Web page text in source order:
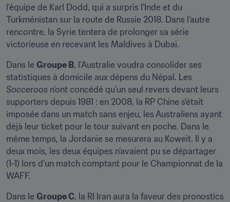
l’équipe de Karl Dodd, qui a surpris l’Inde et du
Turkménistan sur la route de Russie 2018. Dans l’autre
rencontre, la Syrie tentera de prolonger sa série
victorieuse en recevant les Maldives à Dubaï.
Dans le Groupe B, l’Australie voudra consolider ses
Socceroos n’ont concédé qu’un seul revers devant leurs
supporters depuis 1981 : en 2008, la RP Chine s’était
imposée dans un match sans enjeu, les Australiens ayant
déjà leur ticket pour le tour suivant en poche. Dans le
même temps, la Jordanie se mesurera au Koweït. Il y a
deux mois, les deux équipes n’avaient pu se départager
(1-1) lors d’un match comptant pour le Championnat de la
WAFF.
Dans le Groupe C, la RI Iran aura la faveur des pronostics